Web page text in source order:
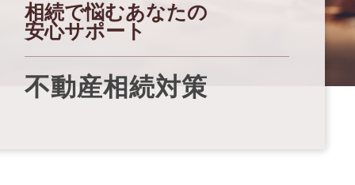
相続で悩むあなたの
安心サポート
不動産相続対策